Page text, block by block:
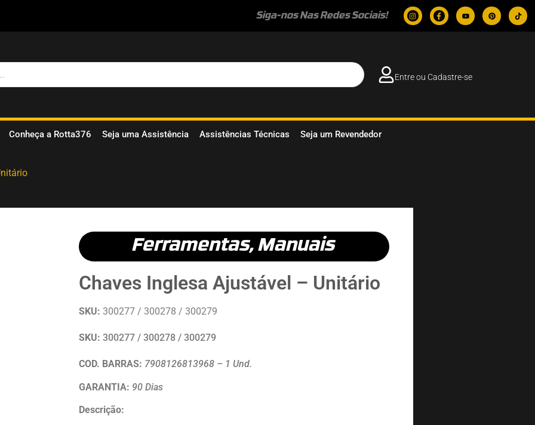
Siga-nos Nas Redes Sociais!
Entre ou Cadastre-se
Conheça a Rotta376 Seja uma Assistência Assistências Técnicas Seja um Revendedor
Ferramentas,Manuais
Chaves Inglesa Ajustável – Unitário
SKU: 300277 / 300278 / 300279
SKU: 300277 / 300278 / 300279
COD. BARRAS: 7908126813968 – 1 Und.
GARANTIA: 90 Dias
Descrição: